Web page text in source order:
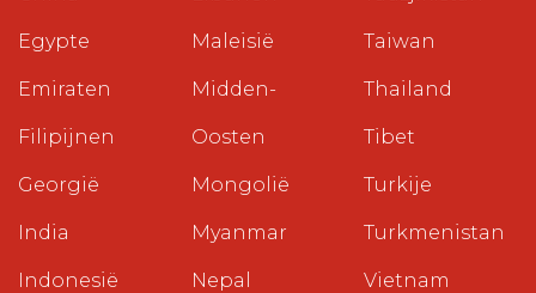
Egypte
Emiraten
Filipijnen
Georgië
India
Indonesië
Maleisië
Midden-
Oosten
Mongolië
Myanmar
Nepal
Taiwan
Thailand
Tibet
Turkije
Turkmenistan
Vietnam